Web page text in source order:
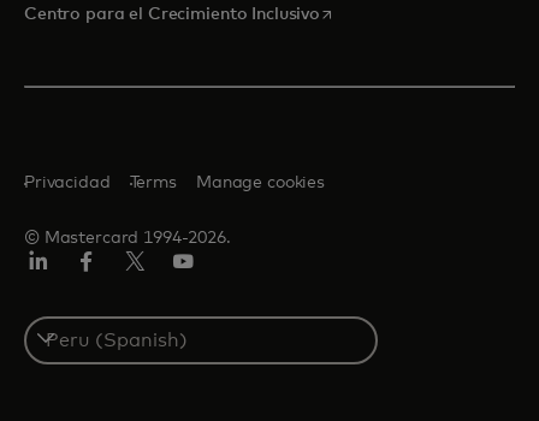
Centro para el Crecimiento Inclusivose abre en una pestaña
© Mastercard 1994-2026.
Privacidad Terms Manage cookies
Select
a
country